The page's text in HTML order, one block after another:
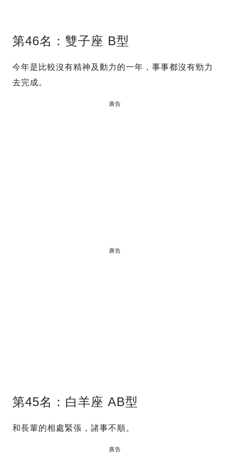
第46名：雙子座 B型
今年是比較沒有精神及動力的一年，事事都沒有勁力
去完成。
廣告
廣告
第45名：白羊座 AB型
和長輩的相處緊張，諸事不順。
廣告